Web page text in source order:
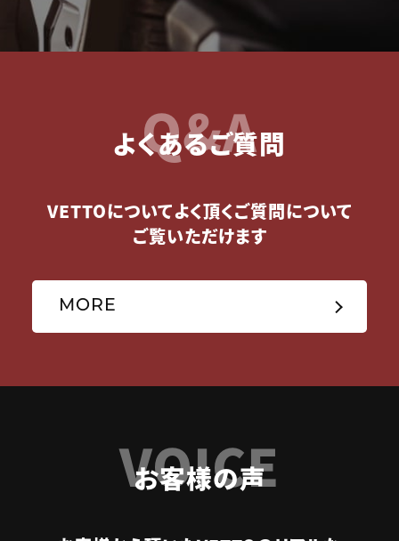
Q&A
よくあるご質問
VETTOについてよく頂くご質問について
ご覧いただけます
MORE
VOICE
お客様の声